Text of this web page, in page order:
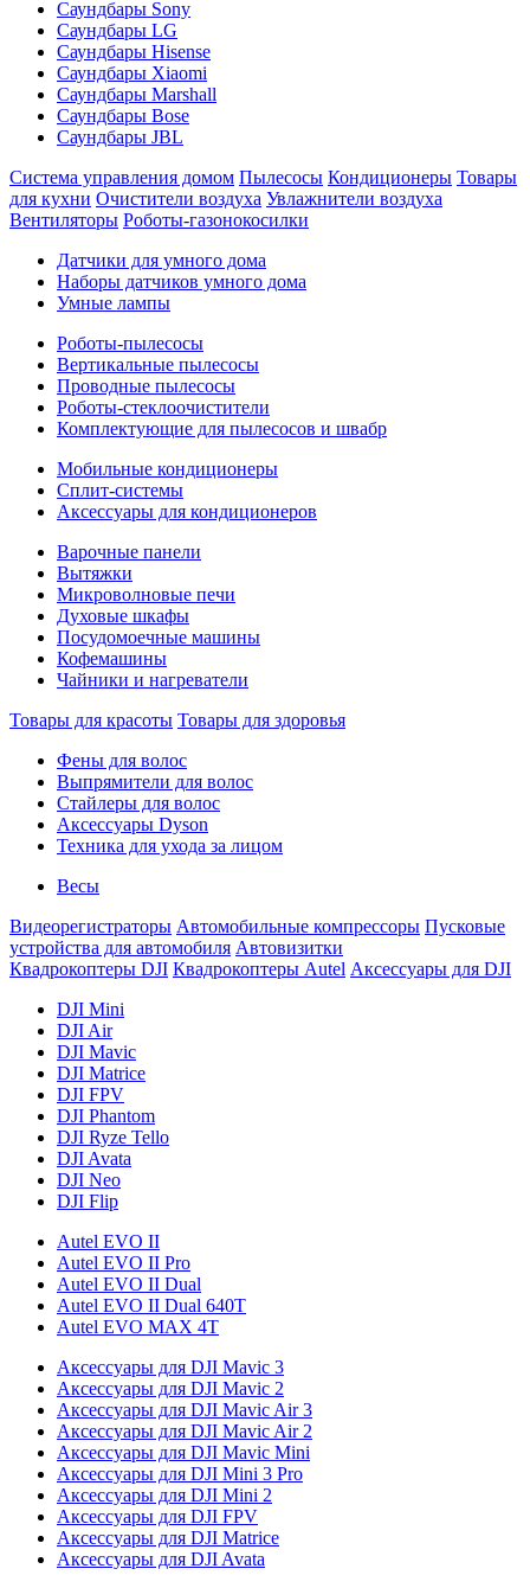
Саундбары Sony
Саундбары LG
Саундбары Hisense
Саундбары Xiaomi
Саундбары Marshall
Саундбары Bose
Саундбары JBL
Система управления домом Пылесосы Кондиционеры Товары
для кухни Очистители воздуха Увлажнители воздуха
Вентиляторы Роботы-газонокосилки
Датчики для умного дома
Наборы датчиков умного дома
Умные лампы
Роботы-пылесосы
Вертикальные пылесосы
Проводные пылесосы
Роботы-стеклоочистители
Комплектующие для пылесосов и швабр
Мобильные кондиционеры
Сплит-системы
Аксессуары для кондиционеров
Варочные панели
Вытяжки
Микроволновые печи
Духовые шкафы
Посудомоечные машины
Кофемашины
Чайники и нагреватели
Товары для красоты Товары для здоровья
Фены для волос
Выпрямители для волос
Стайлеры для волос
Аксессуары Dyson
Техника для ухода за лицом
Весы
Видеорегистраторы Автомобильные компрессоры Пусковые
устройства для автомобиля Автовизитки
Квадрокоптеры DJI Квадрокоптеры Autel Аксессуары для DJI
DJI Mini
DJI Air
DJI Mavic
DJI Matrice
DJI FPV
DJI Phantom
DJI Ryze Tello
DJI Avata
DJI Neo
DJI Flip
Autel EVO II
Autel EVO II Pro
Autel EVO II Dual
Autel EVO II Dual 640T
Autel EVO MAX 4T
Аксессуары для DJI Mavic 3
Аксессуары для DJI Mavic 2
Аксессуары для DJI Mavic Air 3
Аксессуары для DJI Mavic Air 2
Аксессуары для DJI Mavic Mini
Аксессуары для DJI Mini 3 Pro
Аксессуары для DJI Mini 2
Аксессуары для DJI FPV
Аксессуары для DJI Matrice
Аксессуары для DJI Avata